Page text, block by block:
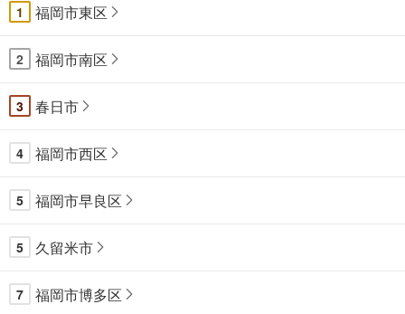
1 福岡市東区
2 福岡市南区
3 春日市
4 福岡市西区
5 福岡市早良区
5 久留米市
7 福岡市博多区